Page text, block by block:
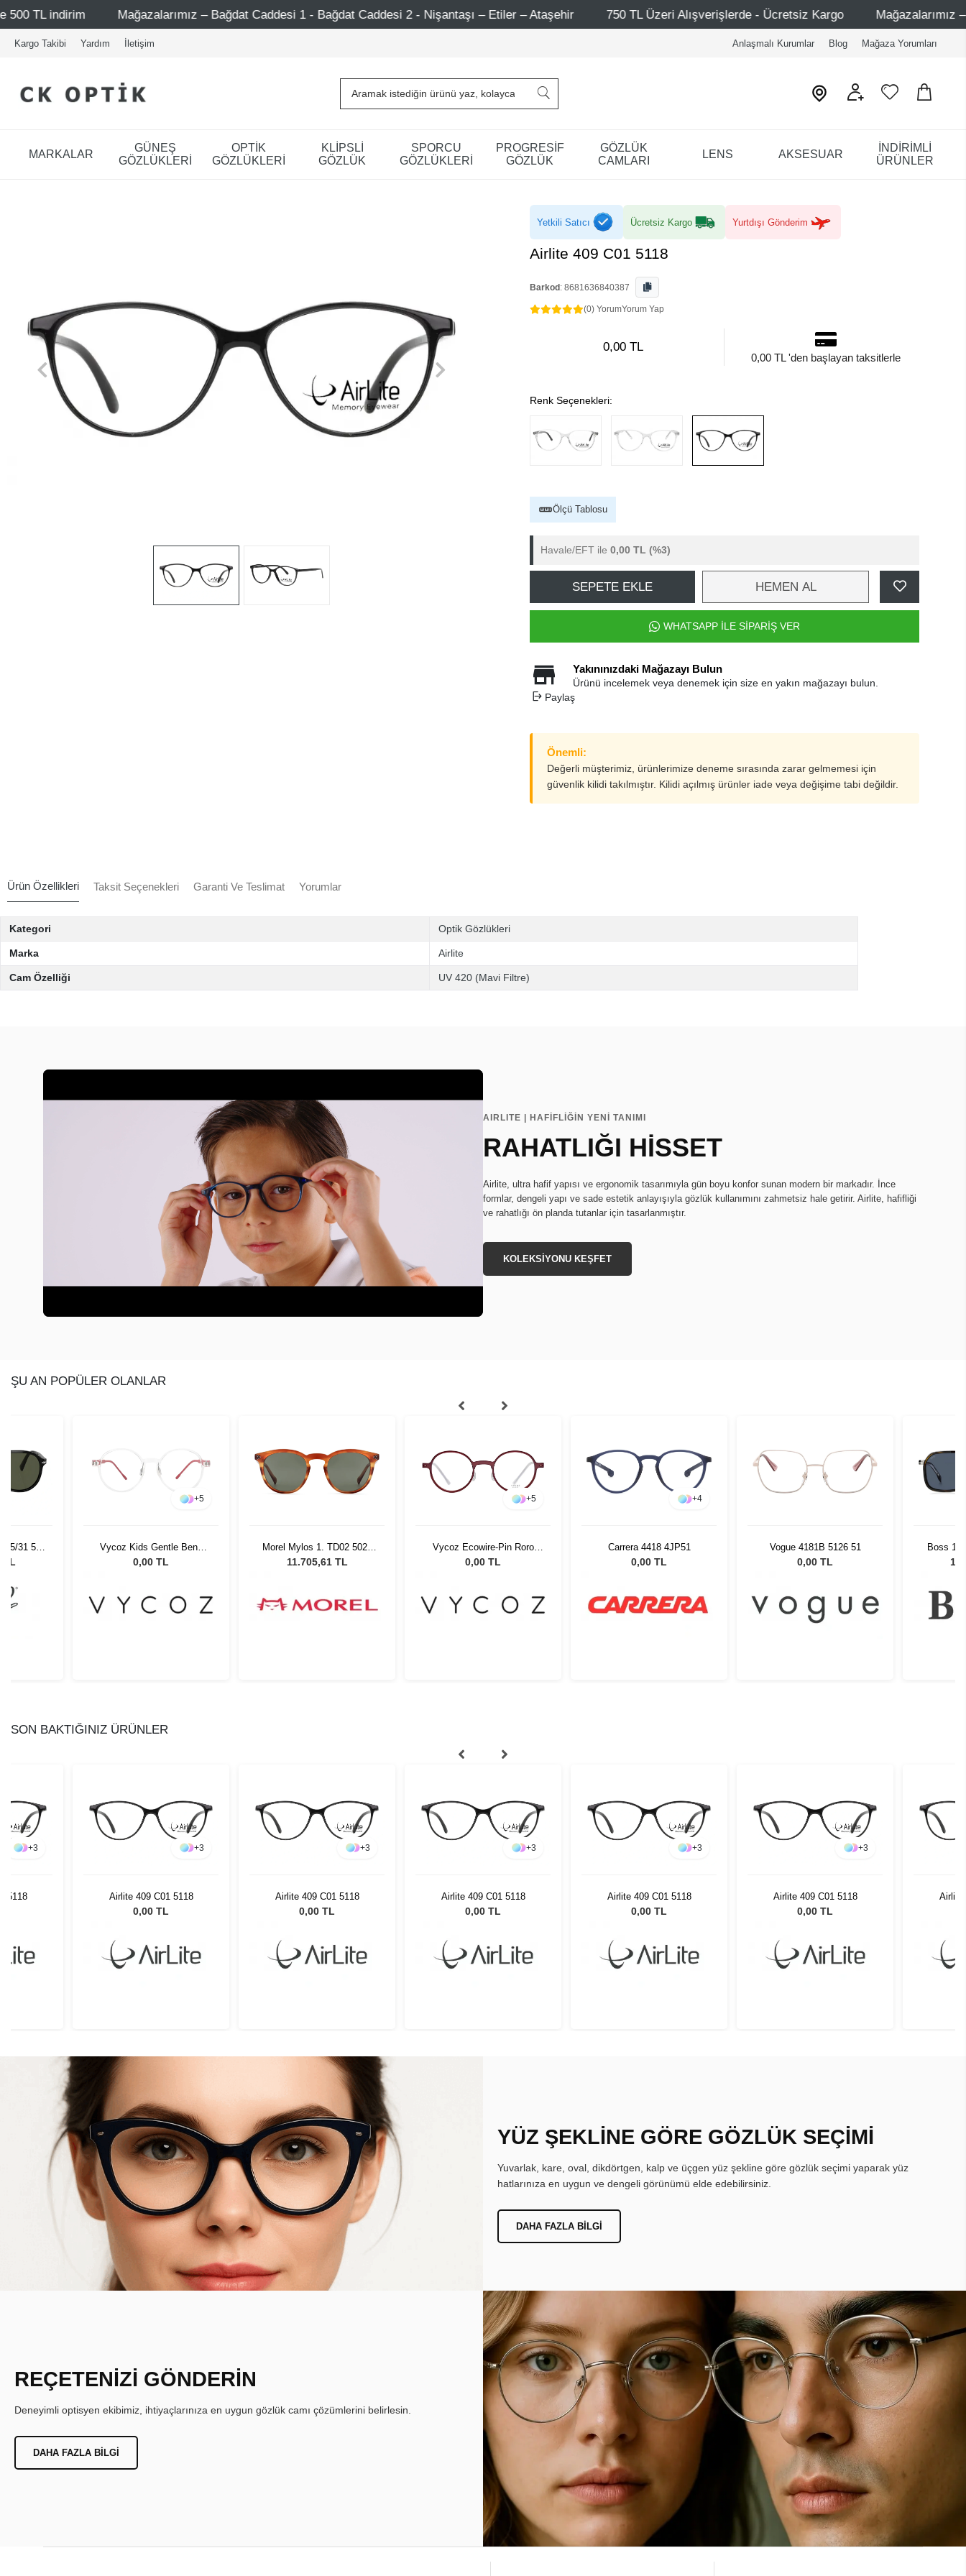
Mağazalarımız – Bağdat Caddesi 1 - Bağdat Caddesi 2 - Nişantaşı – Etiler – Ataşehir 750 TL Üzeri Alışverişlerde - Ücretsiz Kargo Mağazalarımız – Bağdat Caddesi 1
Kargo Takibi Yardım İletişim Anlaşmalı Kurumlar Blog Mağaza Yorumları
MARKALAR
GÜNEŞ
GÖZLÜKLERİ
OPTİK
GÖZLÜKLERİ
KLİPSLİ
GÖZLÜK
SPORCU
GÖZLÜKLERİ
PROGRESİF
GÖZLÜK
GÖZLÜK
CAMLARI
LENS AKSESUAR
İNDİRİMLİ
ÜRÜNLER
Yetkili Satıcı Ücretsiz Kargo Yurtdışı Gönderim
Airlite 409 C01 5118
Barkod : 8681636840387
(0) YorumYorum Yap
0,00 TL
0,00 TL 'den başlayan taksitlerle
Renk Seçenekleri:
Ölçü Tablosu
Havale/EFT ile 0,00 TL (%3)
SEPETE EKLE HEMEN AL
WHATSAPP İLE SİPARİŞ VER
Yakınınızdaki Mağazayı Bulun
Ürünü incelemek veya denemek için size en yakın mağazayı bulun.
Paylaş
Önemli:
Değerli müşterimiz, ürünlerimize deneme sırasında zarar gelmemesi için
güvenlik kilidi takılmıştır. Kilidi açılmış ürünler iade veya değişime tabi değildir.
Ürün Özellikleri Taksit Seçenekleri Garanti Ve Teslimat Yorumlar
Kategori Optik Gözlükleri
Marka Airlite
Cam Özelliği UV 420 (Mavi Filtre)
AIRLITE | HAFİFLİĞİN YENİ TANIMI
RAHATLIĞI HİSSET
Airlite, ultra hafif yapısı ve ergonomik tasarımıyla gün boyu konfor sunan modern bir markadır. İnce
formlar, dengeli yapı ve sade estetik anlayışıyla gözlük kullanımını zahmetsiz hale getirir. Airlite, hafifliği
ve rahatlığı ön planda tutanlar için tasarlanmıştır.
KOLEKSİYONU KEŞFET
ŞU AN POPÜLER OLANLAR
95/31 55
TL
+5
Vycoz Kids Gentle Benn
CRT 46-17 135
0,00 TL
Morel Mylos 1. TD02 5021
Unisex Güneş Gözlüğü
11.705,61 TL
+5
Vycoz Ecowire-Pin Roro
RED 46-22 51526
0,00 TL
+4
Carrera 4418 4JP51
0,00 TL
Vogue 4181B 5126 51
0,00 TL
Boss
SON BAKTIĞINIZ ÜRÜNLER
+3
5118
+3
Airlite 409 C01 5118
0,00 TL
+3
Airlite 409 C01 5118
0,00 TL
+3
Airlite 409 C01 5118
0,00 TL
+3
Airlite 409 C01 5118
0,00 TL
+3
Airlite 409 C01 5118
0,00 TL
Airlite
YÜZ ŞEKLİNE GÖRE GÖZLÜK SEÇİMİ
Yuvarlak, kare, oval, dikdörtgen, kalp ve üçgen yüz şekline göre gözlük seçimi yaparak yüz
hatlarınıza en uygun ve dengeli görünümü elde edebilirsiniz.
DAHA FAZLA BILGI
REÇETENİZİ GÖNDERİN
Deneyimli optisyen ekibimiz, ihtiyaçlarınıza en uygun gözlük camı çözümlerini belirlesin.
DAHA FAZLA BILGI